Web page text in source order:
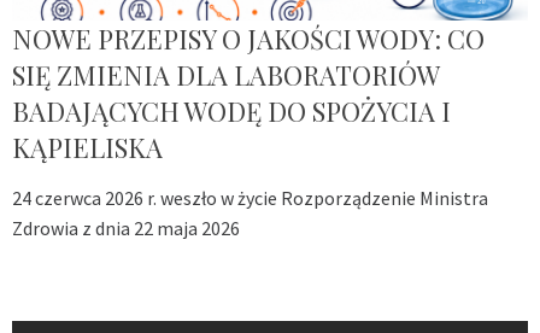
NOWE PRZEPISY O JAKOŚCI WODY: CO
SIĘ ZMIENIA DLA LABORATORIÓW
BADAJĄCYCH WODĘ DO SPOŻYCIA I
KĄPIELISKA
24 czerwca 2026 r. weszło w życie Rozporządzenie Ministra
Zdrowia z dnia 22 maja 2026